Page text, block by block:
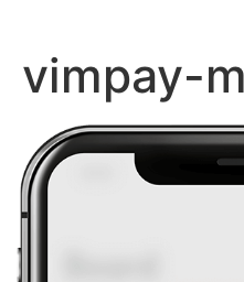
springen
vimpay-